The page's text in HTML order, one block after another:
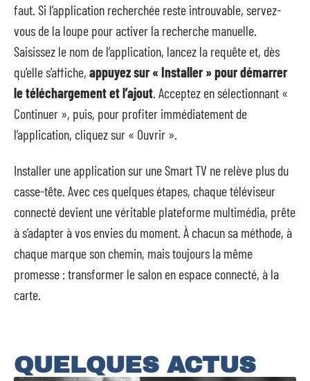
faut. Si l’application recherchée reste introuvable, servez-
vous de la loupe pour activer la recherche manuelle.
Saisissez le nom de l’application, lancez la requête et, dès
qu’elle s’affiche, appuyez sur « Installer » pour démarrer
le téléchargement et l’ajout . Acceptez en sélectionnant «
Continuer », puis, pour profiter immédiatement de
l’application, cliquez sur « Ouvrir ».
Installer une application sur une Smart TV ne relève plus du
casse-tête. Avec ces quelques étapes, chaque téléviseur
connecté devient une véritable plateforme multimédia, prête
à s’adapter à vos envies du moment. À chacun sa méthode, à
chaque marque son chemin, mais toujours la même
promesse : transformer le salon en espace connecté, à la
carte.
QUELQUES ACTUS